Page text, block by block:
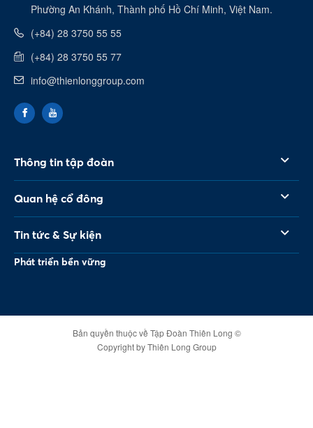
Phường An Khánh, Thành phố Hồ Chí Minh, Việt Nam.
(+84) 28 3750 55 55
(+84) 28 3750 55 77
info@thienlonggroup.com
Thông tin tập đoàn
Quan hệ cổ đông
Tin tức & Sự kiện
Phát triển bền vững
Bản quyền thuộc về Tập Đoàn Thiên Long ©
Copyright by Thiên Long Group